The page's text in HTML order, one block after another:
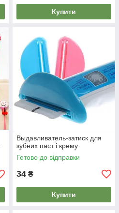
Купити
Выдавливатель-затиск для
зубних паст і крему
Готово до відправки
34 ₴
Купити